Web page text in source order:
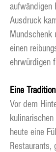
aufwändigen
Ausdruck
Mundschenk
einen
ehrwürdigen
Eine
Vor dem
heute eine
Restaurants,